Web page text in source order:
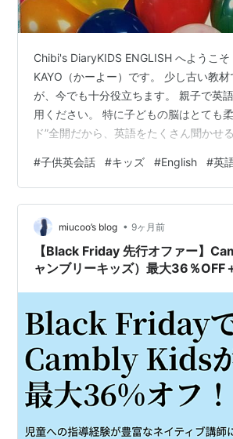
Chibi's DiaryKIDS ENGLISH へようこそ
KAYO（かーよー）です。 少し古い教
が、今でも十分役立ちます。 親子で英
用ください。 特に子どもの脳はとても
ド”全開だから、英語をたくさん聞かせ
語野が発達し、日本語（標準語）には存
識できるようになります。 親御さんも
ば、一石二鳥。一緒に楽しみながら取
英語時間を共有できます。 動画で発音
度も練習することで、ネイティブに近
けることができま…
#子供英会話 #キッズ #English #英
miucoo’s blog • 9ヶ月前
【Black Friday 先行オファー】
ャンブリーキッズ）最大36％OFF